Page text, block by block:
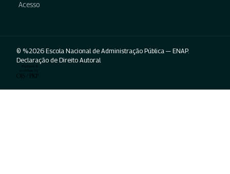
Acesso
© %2026 Escola Nacional de Administração Pública — ENAP.
Declaração de Direito Autoral